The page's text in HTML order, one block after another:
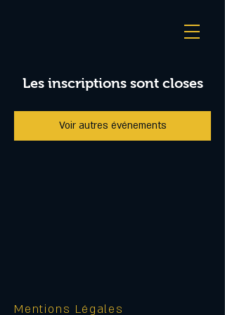
Les inscriptions sont closes
Voir autres événements
Mentions Légales